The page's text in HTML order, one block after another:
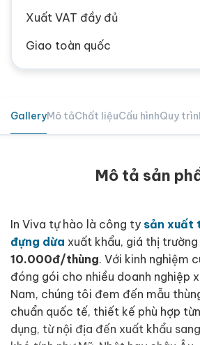
Xuất VAT đầy đủ
Giao toàn quốc
GalleryMô tảChất liệuCấu hìnhQuy
Mô tả sản
In Viva tự hào là công ty sản xuất
đựng dừa xuất khẩu, giá thị
10.000đ/thùng. Với kinh nghiệm
đóng gói cho nhiều doanh nghiệp
Nam, chúng tôi đem đến mẫu
chuẩn quốc tế, thiết kế phù hợp
dụng, từ nội địa đến xuất khẩu